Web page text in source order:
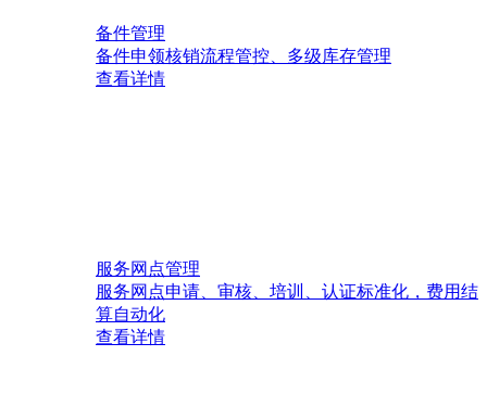
备件管理
备件申领核销流程管控、多级库存管理
查看详情
服务网点管理
服务网点申请、审核、培训、认证标准化，费用结
算自动化
查看详情